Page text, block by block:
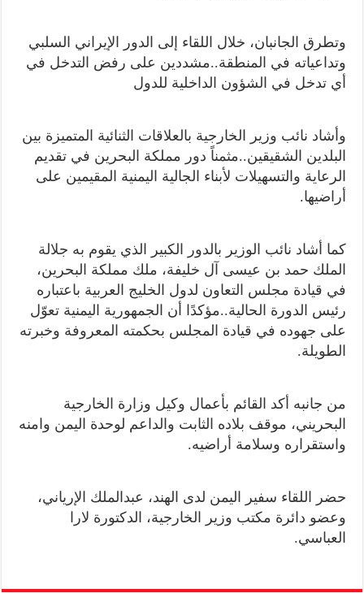
وتطرق الجانبان، خلال اللقاء إلى الدور الإيراني السلبي
وتداعياته في المنطقة..مشددين على رفض التدخل في
أي تدخل في الشؤون الداخلية للدول
وأشاد نائب وزير الخارجية بالعلاقات الثنائية المتميزة بين
البلدين الشقيقين..مثمناً دور مملكة البحرين في تقديم
الرعاية والتسهيلات لأبناء الجالية اليمنية المقيمين على
أراضيها.
كما أشاد نائب الوزير بالدور الكبير الذي يقوم به جلالة
الملك حمد بن عيسى آل خليفة، ملك مملكة البحرين،
في قيادة مجلس التعاون لدول الخليج العربية باعتباره
رئيس الدورة الحالية..مؤكدًا أن الجمهورية اليمنية تعوّل
على جهوده في قيادة المجلس بحكمته المعروفة وخبرته
الطويلة.
من جانبه أكد القائم بأعمال وكيل وزارة الخارجية
البحريني، موقف بلاده الثابت والداعم لوحدة اليمن وامنه
واستقراره وسلامة أراضيه.
حضر اللقاء سفير اليمن لدى الهند، عبدالملك الإرياني،
وعضو دائرة مكتب وزير الخارجية، الدكتورة لارا
العباسي.